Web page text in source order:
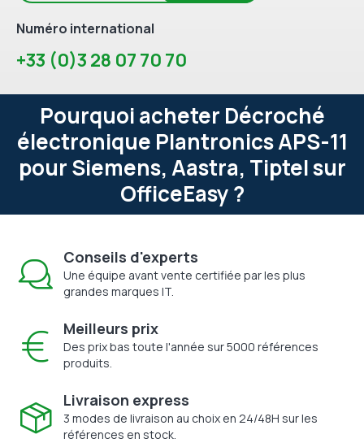
Numéro international
+33 (0)3 28 07 70 70
Pourquoi acheter Décroché
électronique Plantronics APS-11
pour Siemens, Aastra, Tiptel sur
OfficeEasy ?
Conseils d'experts
Une équipe avant vente certifiée par les plus
grandes marques IT.
Meilleurs prix
Des prix bas toute l'année sur 5000 références
produits.
Livraison express
3 modes de livraison au choix en 24/48H sur les
références en stock.